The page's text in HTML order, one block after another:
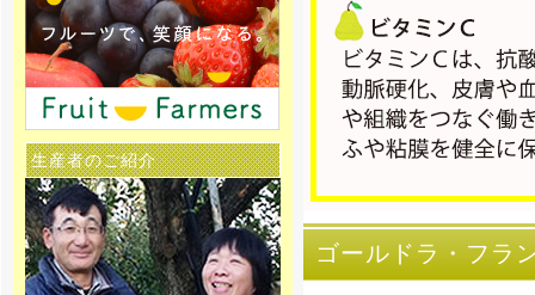
ゴールドラ・フラ
生産者のご紹介